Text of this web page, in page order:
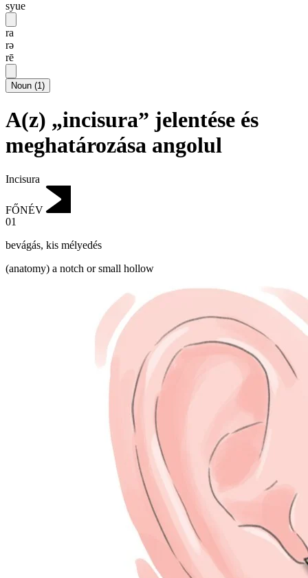
syue
ra
rə
rē
Noun (1)
A(z) „incisura” jelentése és
meghatározása angolul
Incisura
FŐNÉV
01
bevágás, kis mélyedés
(anatomy) a notch or small hollow